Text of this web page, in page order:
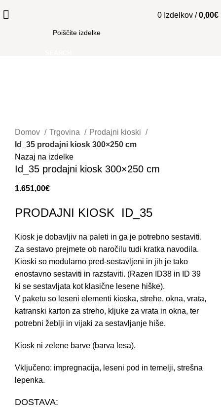
0 Izdelkov / 0,00€
Domov
Trgovina
Prodajni kioski
Id_35 prodajni kiosk 300×250 cm
Nazaj na izdelke
Id_35 prodajni kiosk 300×250 cm
1.651,00€
PRODAJNI KIOSK ID_35
Kiosk je dobavljiv na paleti in ga je potrebno sestaviti.
Za sestavo prejmete ob naročilu tudi kratka navodila.
Kioski so modularno pred-sestavljeni in jih je tako
enostavno sestaviti in razstaviti. (Razen ID38 in ID 39
ki se sestavljata kot klasične lesene hiške).
V paketu so leseni elementi kioska, strehe, okna, vrata,
katranski karton za streho, kljuke za vrata in okna, ter
potrebni žeblji in vijaki za sestavljanje hiše.
Kiosk ni zelene barve (barva lesa).
Vključeno: impregnacija, leseni pod in temelji, strešna
lepenka.
DOSTAVA: